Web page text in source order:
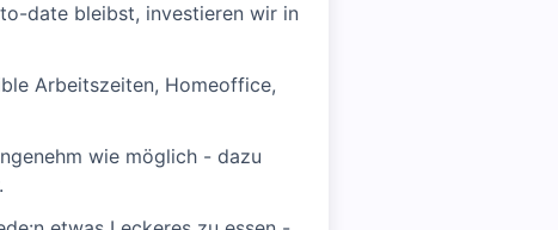
date bleibst, investieren wir in
Arbeitszeiten, Homeoffice,
wie möglich - dazu